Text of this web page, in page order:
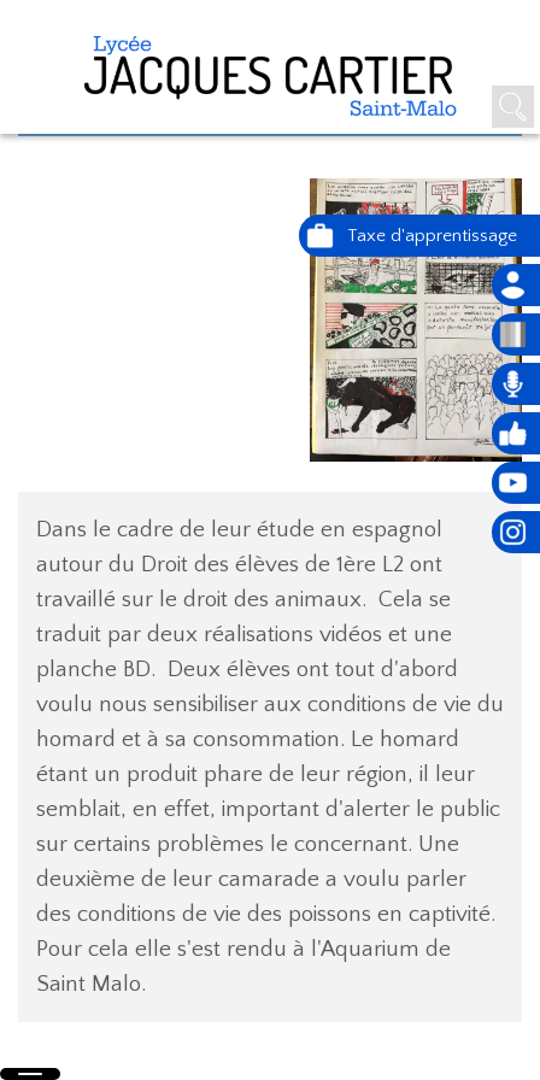
EN ESPAGNOL ON DÉFEND LES
ANIMAUX !
Dans le cadre de leur étude en espagnol
autour du Droit des élèves de 1ère L2 ont
travaillé sur le droit des animaux. Cela se
traduit par deux réalisations vidéos et une
planche BD. Deux élèves ont tout d'abord
voulu nous sensibiliser aux conditions de vie du
homard et à sa consommation. Le homard
étant un produit phare de leur région, il leur
semblait, en effet, important d'alerter le public
sur certains problèmes le concernant. Une
deuxième de leur camarade a voulu parler
des conditions de vie des poissons en captivité.
Pour cela elle s'est rendu à l'Aquarium de
Saint Malo.